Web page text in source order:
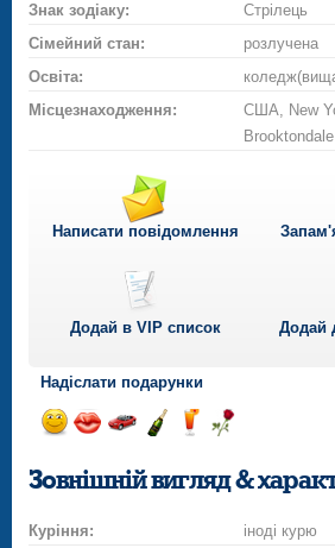
Знак зодіаку:
Стрілець
Сімейний стан:
розлучена
Освіта:
Місцезнаходження:
США, New
Brooktondale
Написати повідомлення
Додай в VIP список Додай
Надіслати подарунки
посмішкупоцілунок
на
автомобілі
шампанське
троянду
Зовнішній вигляд &
Куріння:
іноді курю